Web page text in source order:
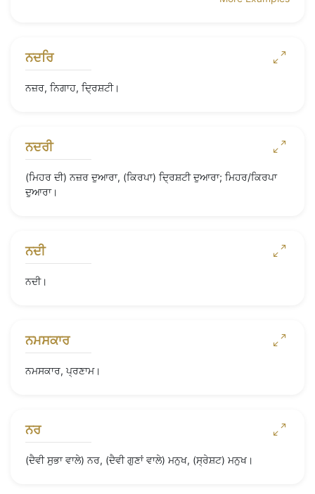
ਨਦਰਿ
ਨਜ਼ਰ, ਨਿਗਾਹ, ਦ੍ਰਿਸ਼ਟੀ।
ਨਦਰੀ
(ਮਿਹਰ ਦੀ) ਨਜ਼ਰ ਦੁਆਰਾ, (ਕਿਰਪਾ) ਦ੍ਰਿਸ਼ਟੀ ਦੁਆਰਾ; ਮਿਹਰ/ਕਿਰਪਾ
ਦੁਆਰਾ।
ਨਦੀ
ਨਦੀ।
ਨਮਸਕਾਰ
ਨਮਸਕਾਰ, ਪ੍ਰਣਾਮ।
ਨਰ
(ਦੈਵੀ ਸੁਭਾ ਵਾਲੇ) ਨਰ, (ਦੈਵੀ ਗੁਣਾਂ ਵਾਲੇ) ਮਨੁਖ, (ਸ੍ਰੇਸ਼ਟ) ਮਨੁਖ।